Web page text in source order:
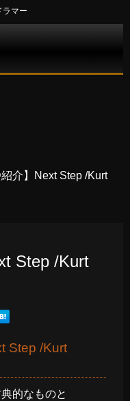
ラマー
紹介】Next Step /Kurt
Step /Kurt
Step /Kurt
的なものと